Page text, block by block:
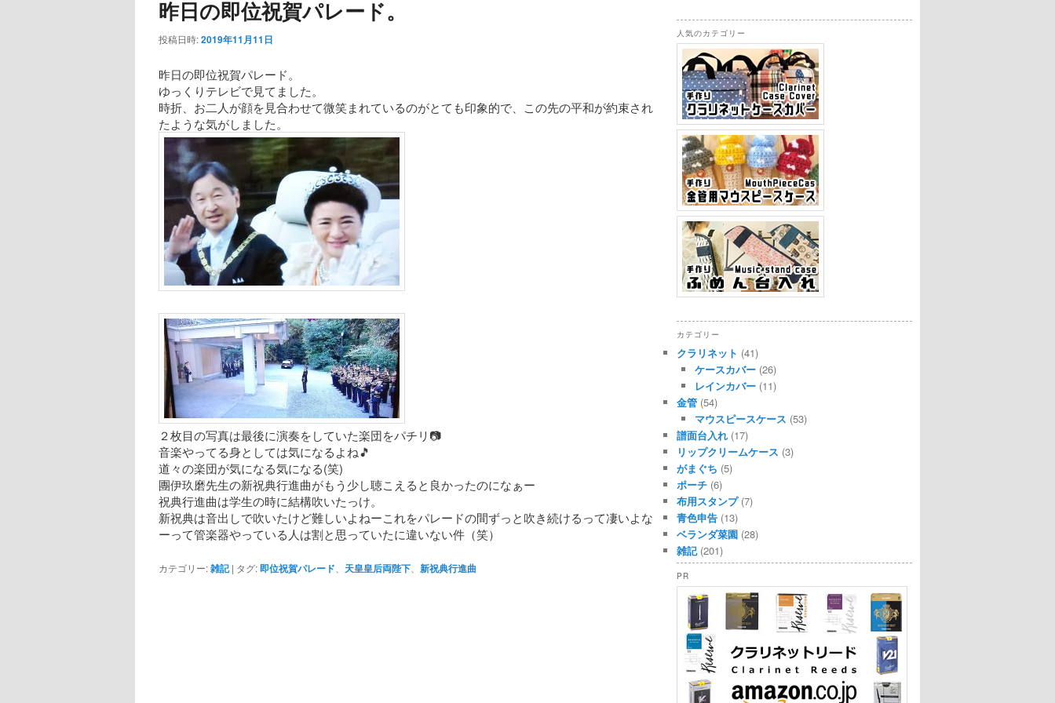
昨日の即位祝賀パレード。
投稿日時:2019年11月11日
昨日の即位祝賀パレード。
ゆっくりテレビで見てました。
時折、お二人が顔を見合わせて微笑まれているのがとても印象的で、この先の平和が約束され
たような気がしました。
２枚目の写真は最後に演奏をしていた楽団をパチリ📷
音楽やってる身としては気になるよね🎵
道々の楽団が気になる気になる(笑)
團伊玖磨先生の新祝典行進曲がもう少し聴こえると良かったのになぁー
祝典行進曲は学生の時に結構吹いたっけ。
新祝典は音出しで吹いたけど難しいよねーこれをパレードの間ずっと吹き続けるって凄いよな
ーって管楽器やっている人は割と思っていたに違いない件（笑）
カテゴリー:雑記 | タグ:即位祝賀パレード 天皇皇后両陛下 新祝典行進曲
人気のカテゴリー
カテゴリー
クラリネット (41)
ケースカバー(26)
レインカバー(11)
金管 (54)
マウスピースケース (53)
譜面台入れ (17)
リップクリームケース (3)
がまぐち (5)
ポーチ (6)
布用スタンプ(7)
青色申告 (13)
ベランダ菜園 (28)
雑記(201)
PR